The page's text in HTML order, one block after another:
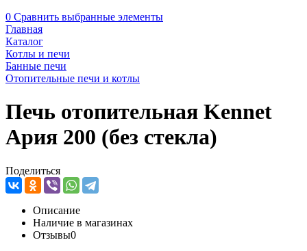
0 Сравнить выбранные элементы
Главная
Каталог
Котлы и печи
Банные печи
Отопительные печи и котлы
Печь отопительная Kennet
Ария 200 (без стекла)
Поделиться
Описание
Наличие в магазинах
Отзывы0